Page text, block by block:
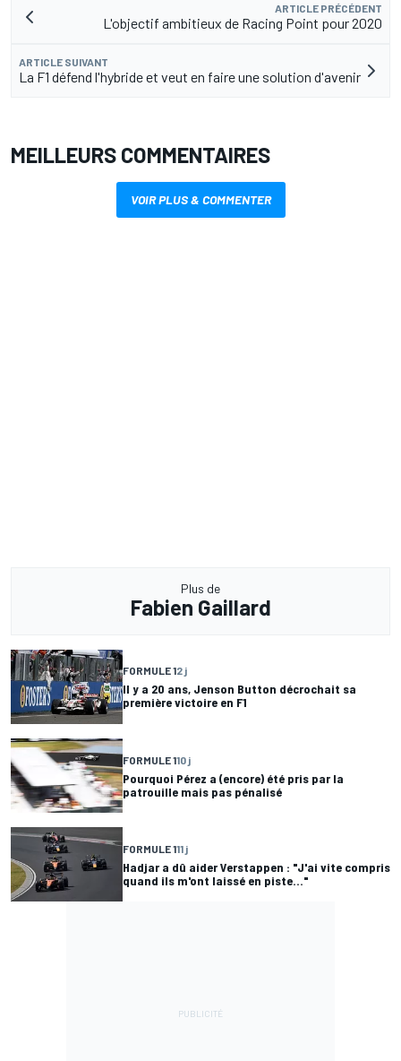
ARTICLE PRÉCÉDENT
L'objectif ambitieux de Racing Point pour 2020
ARTICLE SUIVANT
La F1 défend l'hybride et veut en faire une solution d'avenir
MEILLEURS COMMENTAIRES
VOIR PLUS & COMMENTER
Plus de
Fabien Gaillard
FORMULE 12 j
Il y a 20 ans, Jenson Button décrochait sa
première victoire en F1
FORMULE 110 j
Pourquoi Pérez a (encore) été pris par la
patrouille mais pas pénalisé
FORMULE 111 j
Hadjar a dû aider Verstappen : "J'ai vite compris
quand ils m'ont laissé en piste..."